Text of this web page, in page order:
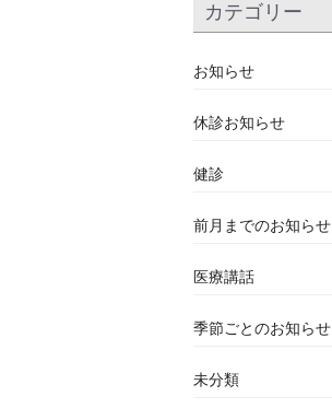
カテゴリー
お知らせ
休診お知らせ
健診
前月までのお知らせ
医療講話
季節ごとのお知らせ
未分類